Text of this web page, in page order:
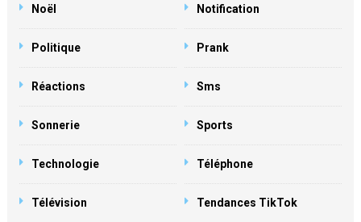
Noël Notification
Politique Prank
Réactions Sms
Sonnerie Sports
Technologie Téléphone
Télévision Tendances TikTok